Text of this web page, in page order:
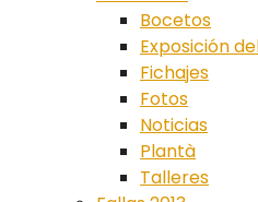
Bocetos
Exposición
Fichajes
Fotos
Noticias
Plantà
Talleres